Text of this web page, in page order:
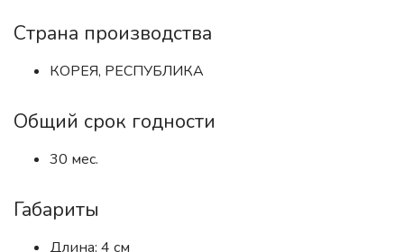
Страна производства
КОРЕЯ, РЕСПУБЛИКА
Общий срок годности
30 мес.
Габариты
Длина: 4 см